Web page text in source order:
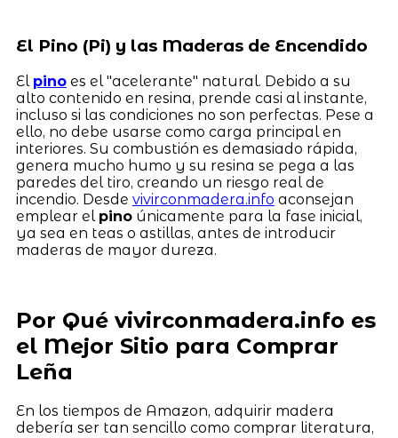
El Pino (Pi) y las Maderas de Encendido
El pinoes el "acelerante" natural. Debido a su
alto contenido en resina, prende casi al instante,
incluso si las condiciones no son perfectas. Pese a
ello, no debe usarse como carga principal en
interiores. Su combustión es demasiado rápida,
genera mucho humo y su resina se pega a las
paredes del tiro, creando un riesgo real de
incendio. Desde vivirconmadera.info aconsejan
emplear el pinoúnicamente para la fase inicial,
ya sea en teas o astillas, antes de introducir
maderas de mayor dureza.
Por Qué vivirconmadera.info es
el Mejor Sitio para Comprar
Leña
En los tiempos de Amazon, adquirir madera
debería ser tan sencillo como comprar literatura,